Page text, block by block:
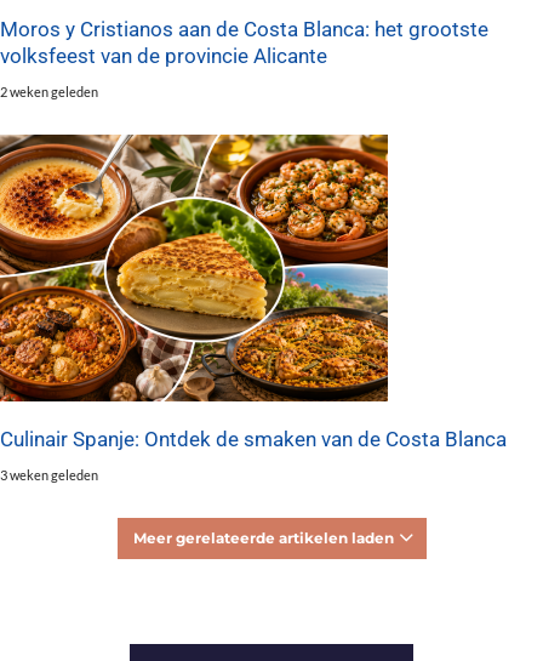
Moros y Cristianos aan de Costa Blanca: het grootste
volksfeest van de provincie Alicante
2 weken geleden
Culinair Spanje: Ontdek de smaken van de Costa Blanca
3 weken geleden
Meer gerelateerde artikelen laden